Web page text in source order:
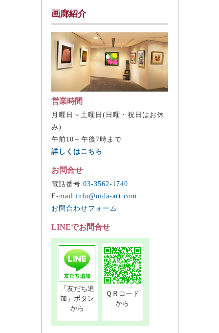
画廊紹介
営業時間
月曜日～土曜日(日曜・祝日はお休
み)
午前10～午後7時まで
詳しくはこちら
お問合せ
電話番号:03-3562-1740
E-mail:info@oida-art.com
お問合わせフォーム
LINEでお問合せ
「友だち追
加」ボタン
から
ＱＲコード
から